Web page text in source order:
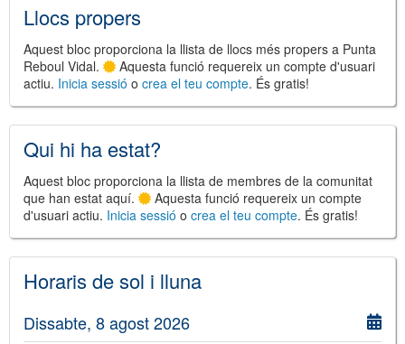
©Leaflet
JS library for interactive maps
©OpenStreetMap
© Institut Cartogràfic i Geològic de
Catalunya
Llocs propers
Aquest bloc proporciona la llista de llocs més propers a Punta
Reboul Vidal.
Aquesta funció requereix un compte d'usuari
actiu. Inicia sessió o crea el teu compte. És gratis!
Qui hi ha estat?
Aquest bloc proporciona la llista de membres de la comunitat
que han estat aquí.
Aquesta funció requereix un compte
d'usuari actiu. Inicia sessió o crea el teu compte. És gratis!
Horaris de sol i lluna
Dissabte, 8 agost 2026